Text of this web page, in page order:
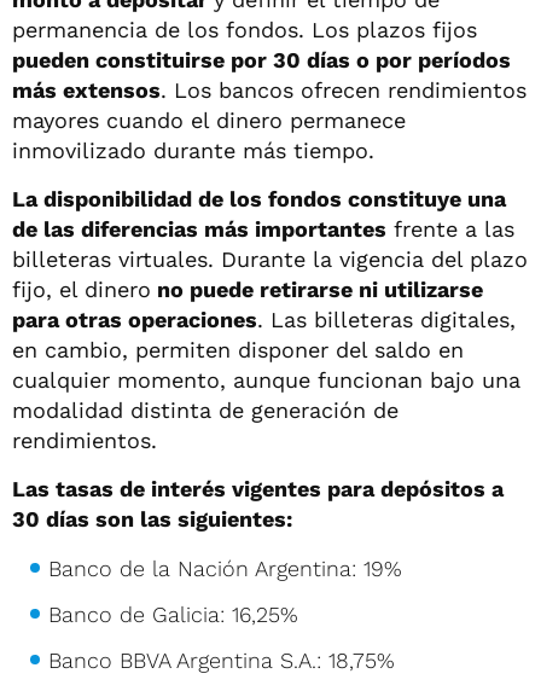
permanencia de los fondos. Los plazos fijos
pueden constituirse por 30 días o por períodos
más extensos. Los bancos ofrecen rendimientos
mayores cuando el dinero permanece
inmovilizado durante más tiempo.
La disponibilidad de los fondos constituye una
de las diferencias más importantes frente a las
billeteras virtuales. Durante la vigencia del plazo
fijo, el dinero no puede retirarse ni utilizarse
para otras operaciones. Las billeteras digitales,
en cambio, permiten disponer del saldo en
cualquier momento, aunque funcionan bajo una
modalidad distinta de generación de
rendimientos.
Las tasas de interés vigentes para depósitos a
30 días son las siguientes:
Banco de la Nación Argentina: 19%
Banco de Galicia: 16,25%
Banco BBVA Argentina S.A.: 18,75%